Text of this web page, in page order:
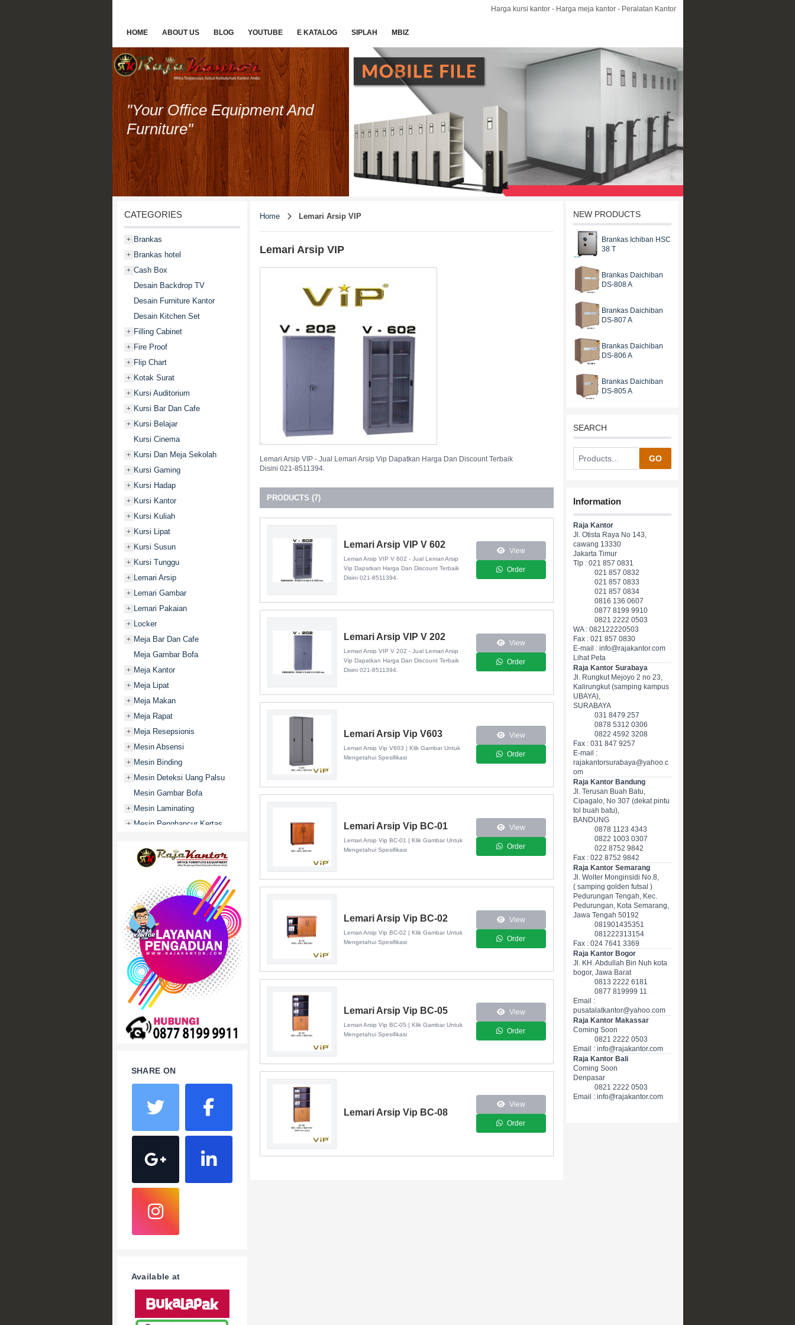
Harga kursi kantor - Harga meja kantor - Peralatan Kantor
HOME ABOUT US BLOG YOUTUBE E KATALOG SIPLAH MBIZ
"Your Office Equipment And
Furniture"
CATEGORIES
+ Brankas
+ Brankas hotel
+ Cash Box
Desain Backdrop TV
Desain Furniture Kantor
Desain Kitchen Set
+ Filling Cabinet
+ Fire Proof
+ Flip Chart
+ Kotak Surat
+ Kursi Auditorium
+ Kursi Bar Dan Cafe
+ Kursi Belajar
Kursi Cinema
+ Kursi Dan Meja Sekolah
+ Kursi Gaming
+ Kursi Hadap
+ Kursi Kantor
+ Kursi Kuliah
+ Kursi Lipat
+ Kursi Susun
+ Kursi Tunggu
+ Lemari Arsip
+ Lemari Gambar
+ Lemari Pakaian
+ Locker
+ Meja Bar Dan Cafe
Meja Gambar Bofa
+ Meja Kantor
+ Meja Lipat
+ Meja Makan
+ Meja Rapat
+ Meja Resepsionis
+ Mesin Absensi
+ Mesin Binding
+ Mesin Deteksi Uang Palsu
Mesin Gambar Bofa
+ Mesin Laminating
+ Mesin Penghancur Kertas
Mobile File / Roll O Pack
Movitex
Paper Cutter
Partisi Kantor
Promo
+ Rak Serbaguna
+ Ranjang Besi
+ Sofa Kantor
+ Springbed
White Board / Papan Tulis
SHARE ON
Available at
Home Lemari Arsip VIP
Lemari Arsip VIP
Lemari Arsip VIP - Jual Lemari Arsip Vip Dapatkan Harga Dan Discount Terbaik
Disini 021-8511394.
PRODUCTS (7)
Lemari Arsip VIP V 602
Lemari Arsip VIP V 602 - Jual Lemari Arsip
Vip Dapatkan Harga Dan Discount Terbaik
Disini 021-8511394.
View
Order
Lemari Arsip VIP V 202
Lemari Arsip VIP V 202 - Jual Lemari Arsip
Vip Dapatkan Harga Dan Discount Terbaik
Disini 021-8511394.
View
Order
Lemari Arsip Vip V603
Lemari Arsip Vip V603 | Klik Gambar Untuk
Mengetahui Spesifikasi
View
Order
Lemari Arsip Vip BC-01
Lemari Arsip Vip BC-01 | Klik Gambar Untuk
Mengetahui Spesifikasi
View
Order
Lemari Arsip Vip BC-02
Lemari Arsip Vip BC-02 | Klik Gambar Untuk
Mengetahui Spesifikasi
View
Order
Lemari Arsip Vip BC-05
Lemari Arsip Vip BC-05 | Klik Gambar Untuk
Mengetahui Spesifikasi
View
Order
Lemari Arsip Vip BC-08
View
Order
NEW PRODUCTS
Brankas Ichiban HSC
38 T
Brankas Daichiban
DS-808 A
Brankas Daichiban
DS-807 A
Brankas Daichiban
DS-806 A
Brankas Daichiban
DS-805 A
SEARCH
GO
Information
Raja Kantor
Jl. Otista Raya No 143,
cawang 13330
Jakarta Timur
Tlp : 021 857 0831
021 857 0832
021 857 0833
021 857 0834
0816 136 0607
0877 8199 9910
0821 2222 0503
WA : 082122220503
Fax : 021 857 0830
E-mail : info@rajakantor.com
Lihat Peta
Raja Kantor Surabaya
Jl. Rungkut Mejoyo 2 no 23,
Kalirungkut (samping kampus
UBAYA),
SURABAYA
031 8479 257
0878 5312 0306
0822 4592 3208
Fax : 031 847 9257
E-mail :
rajakantorsurabaya@yahoo.c
om
Raja Kantor Bandung
Jl. Terusan Buah Batu,
Cipagalo, No 307 (dekat pintu
tol buah batu),
BANDUNG
0878 1123 4343
0822 1003 0307
022 8752 9842
Fax : 022 8752 9842
Raja Kantor Semarang
Jl. Wolter Monginsidi No.8,
( samping golden futsal )
Pedurungan Tengah, Kec.
Pedurungan, Kota Semarang,
Jawa Tengah 50192
081901435351
081222313154
Fax : 024 7641 3369
Raja Kantor Bogor
Jl. KH. Abdullah Bin Nuh kota
bogor, Jawa Barat
0813 2222 6181
0877 819999 11
Email :
pusatalatkantor@yahoo.com
Raja Kantor Makassar
Coming Soon
0821 2222 0503
Email : info@rajakantor.com
Raja Kantor Bali
Coming Soon
Denpasar
0821 2222 0503
Email : info@rajakantor.com